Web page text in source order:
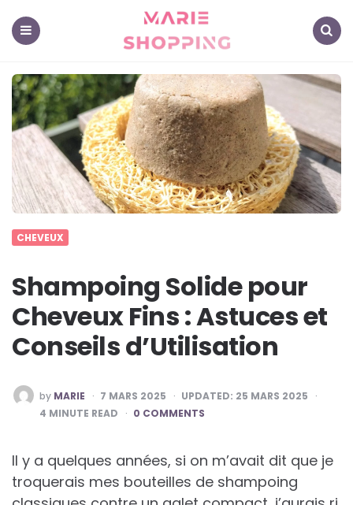
astuces
pour
vous
CHEVEUX
Shampoing Solide pour
Cheveux Fins : Astuces et
Conseils d’Utilisation
POSTED
BY
by MARIE 7 MARS 2025 UPDATED: 25 MARS 2025
4 MINUTE READ 0 COMMENTS
Il y a quelques années, si on m’avait dit que je
troquerais mes bouteilles de shampoing